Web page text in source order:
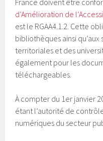
d’Amélioration de
est le RGAA4.1.2. Cette
bibliothèques ainsi
territoriales et des
également pour les
téléchargeables.
À compter du 1er janvier
étant l’autorité de
numériques du secteur